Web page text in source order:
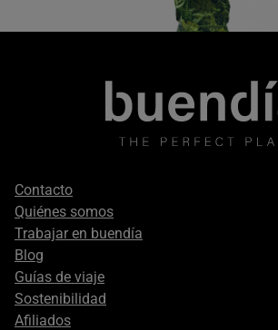
Footer
secondary
Contacto
Quiénes somos
Trabajar en buendía
Blog
Guías de viaje
Sostenibilidad
Afiliados